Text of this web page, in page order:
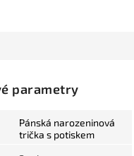
parametry
Pánská narozeninová
trička s potiskem